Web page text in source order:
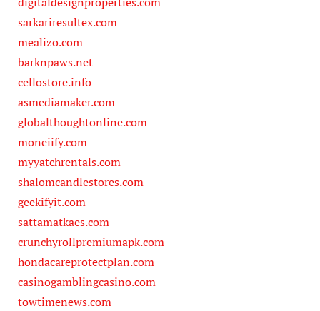
sarkariresultex.com
mealizo.com
barknpaws.net
cellostore.info
asmediamaker.com
globalthoughtonline.com
moneiify.com
myyatchrentals.com
shalomcandlestores.com
geekifyit.com
sattamatkaes.com
crunchyrollpremiumapk.com
hondacareprotectplan.com
casinogamblingcasino.com
towtimenews.com